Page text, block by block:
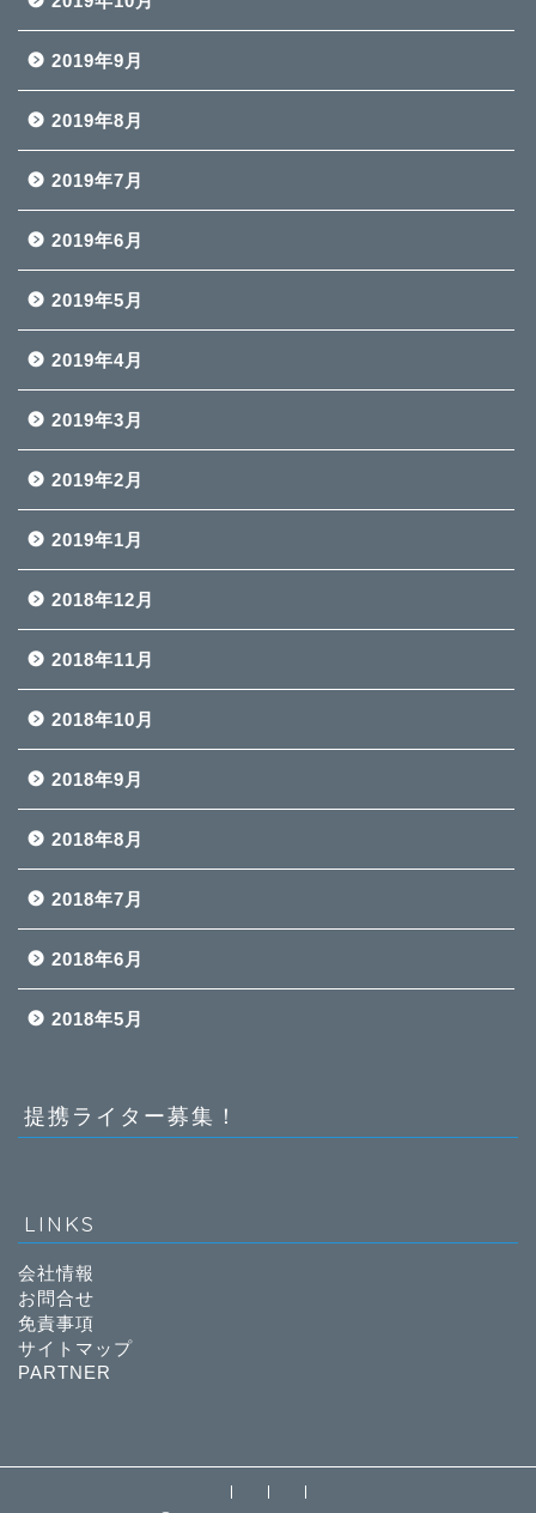
2019年9月
2019年8月
2019年7月
2019年6月
2019年5月
2019年4月
2019年3月
2019年2月
2019年1月
2018年12月
2018年11月
2018年10月
2018年9月
2018年8月
2018年7月
2018年6月
2018年5月
提携ライター募集！
LINKS
会社情報
お問合せ
免責事項
サイトマップ
PARTNER